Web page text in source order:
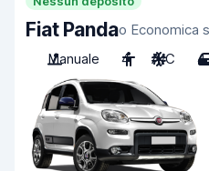
Fiat Pandao Economica
Manuale
4 A/C 4